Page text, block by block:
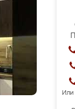
Или